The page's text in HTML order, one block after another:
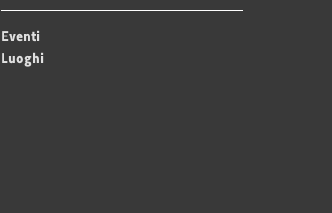
Eventi
Luoghi